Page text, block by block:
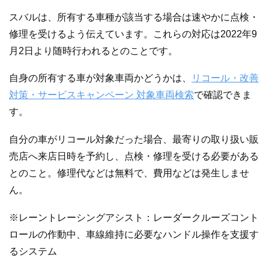
スバルは、所有する車種が該当する場合は速やかに点検・
修理を受けるよう伝えています。これらの対応は2022年9
月2日より随時行われるとのことです。
自身の所有する車が対象車両かどうかは、
リコール・改善
対策・サービスキャンペーン 対象車両検索で確認できま
す。
自分の車がリコール対象だった場合、最寄りの取り扱い販
売店へ来店日時を予約し、点検・修理を受ける必要がある
とのこと。修理代などは無料で、費用などは発生しませ
ん。
※レーントレーシングアシスト：レーダークルーズコント
ロールの作動中、車線維持に必要なハンドル操作を支援す
るシステム